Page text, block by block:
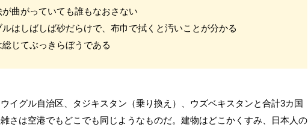
曲がっていても誰もなおさない
はしばしば砂だらけで、布巾で拭くと汚いことが分かる
じてぶっきらぼうである
イグル自治区、タジキスタン（乗り換え）、ウズベキスタンと合計3カ国
さは空港でもどこでも同じようなものだ。建物はどこかくすみ、日本人の